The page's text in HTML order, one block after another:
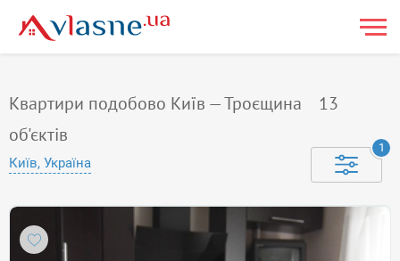
Квартири подобово Київ — Троєщина
13
об'єктів
Київ, Україна
1